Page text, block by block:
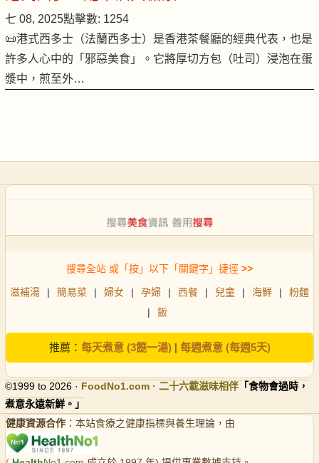
七 08, 2025點擊數: 1254
📜港式西多士（法蘭西多士）是香港茶餐廳的經典代表，也是
許多人心中的「邪惡美食」。它將厚切方包（吐司）浸泡在蛋
漿中，煎至外…
搜尋全站 或「按」以下「關鍵字」捷徑 >>
滋補湯 | 簡易菜 | 婦女 | 孕婦 | 西餐 | 兒童 | 海鮮 |
粉麵
|
飯
推薦： 每天煮意 (3餸一湯)| 每週煮意 (每週5天)
©1999 to 2026 · FoodNo1.com · 二十六載滋味相伴 「食物會過時，
煮意永遠新鮮。」
健康資源合作 ：本站食療之健康指標與養生理論，由